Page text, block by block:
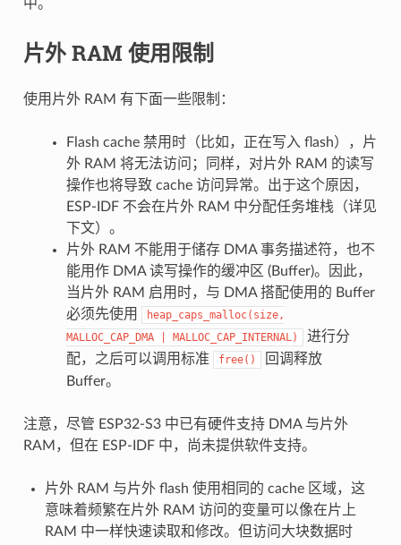
中。
片外 RAM 使用限制
使用片外 RAM 有下面一些限制：
Flash cache 禁用时（比如，正在写入 flash），片
外 RAM 将无法访问；同样，对片外 RAM 的读写
操作也将导致 cache 访问异常。出于这个原因，
ESP-IDF 不会在片外 RAM 中分配任务堆栈（详见
下文）。
片外 RAM 不能用于储存 DMA 事务描述符，也不
能用作 DMA 读写操作的缓冲区 (Buffer)。因此，
当片外 RAM 启用时，与 DMA 搭配使用的 Buffer
必须先使用
heap_caps_malloc(size,
MALLOC_CAP_DMA
MALLOC_CAP_INTERNAL)
进行分
配，之后可以调用标准
free()
回调释放
Buffer。
注意，尽管 ESP32-S3 中已有硬件支持 DMA 与片外
RAM，但在 ESP-IDF 中，尚未提供软件支持。
片外 RAM 与片外 flash 使用相同的 cache 区域，这
意味着频繁在片外 RAM 访问的变量可以像在片上
RAM 中一样快速读取和修改。但访问大块数据时